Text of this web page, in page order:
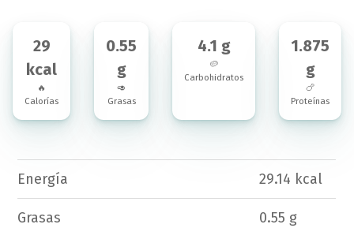
29
kcal
🔥
Calorías
0.55
g
🥑
Grasas
4.1 g
🥔
Carbohidratos
1.875
g
🍗
Proteínas
Energía 29.14 kcal
Grasas 0.55 g